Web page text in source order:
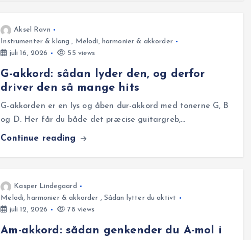
Aksel Ravn
Instrumenter & klang , Melodi, harmonier & akkorder
juli 16, 2026
55 views
G-akkord: sådan lyder den, og derfor
driver den så mange hits
G-akkorden er en lys og åben dur-akkord med tonerne G, B
og D. Her får du både det præcise guitargreb,…
Continue reading
Kasper Lindegaard
Melodi, harmonier & akkorder , Sådan lytter du aktivt
juli 12, 2026
78 views
Am-akkord: sådan genkender du A-mol i